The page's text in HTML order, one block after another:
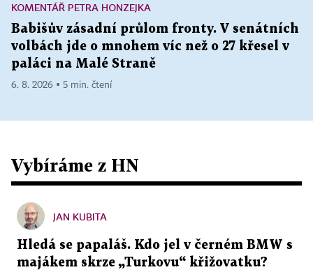
KOMENTÁŘ PETRA HONZEJKA
Babišův zásadní průlom fronty. V senátních
volbách jde o mnohem víc než o 27 křesel v
paláci na Malé Straně
6. 8. 2026 ▪ 5 min. čtení
Vybíráme z HN
JAN KUBITA
Hledá se papaláš. Kdo jel v černém BMW s
majákem skrze „Turkovu“ křižovatku?